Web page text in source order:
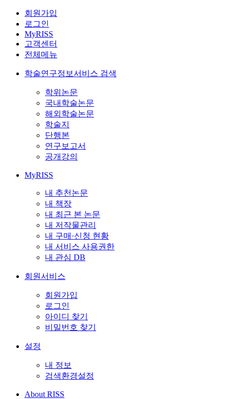
회원가입
로그인
MyRISS
고객센터
전체메뉴
학술연구정보서비스 검색
학위논문
국내학술논문
해외학술논문
학술지
단행본
연구보고서
공개강의
MyRISS
내 추천논문
내 책장
내 최근 본 논문
내 저작물관리
내 구매·신청 현황
내 서비스 사용권한
내 관심 DB
회원서비스
회원가입
로그인
아이디 찾기
비밀번호 찾기
설정
내 정보
검색환경설정
About RISS